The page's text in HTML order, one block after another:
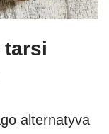
tarsi
alternatyva